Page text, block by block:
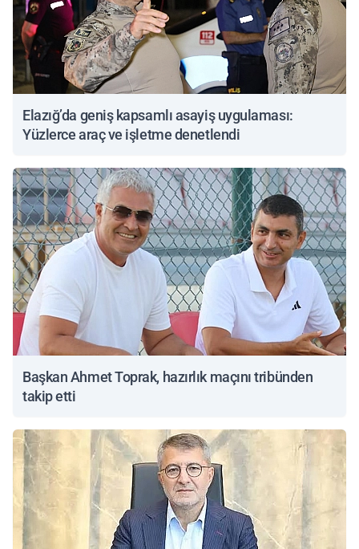
Elazığ’da geniş kapsamlı asayiş uygulaması:
Yüzlerce araç ve işletme denetlendi
Başkan Ahmet Toprak, hazırlık maçını tribünden
takip etti